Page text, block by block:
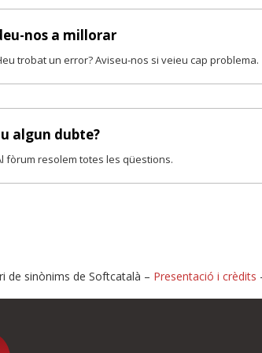
nos a millorar
trobat un error? Aviseu-nos si veieu cap problema.
algun dubte?
fòrum resolem totes les qüestions.
nos millores o
de sinònims de Softcatalà – Presentació i crèdits